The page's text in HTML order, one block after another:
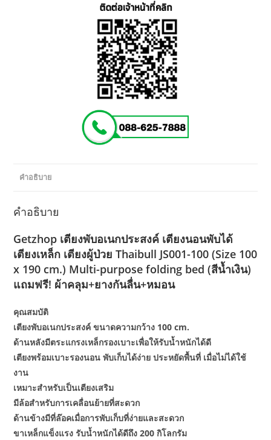
คำอธิบาย
คำอธิบาย
Getzhop เตียงพับอเนกประสงค์ เตียงนอนพับได้
เตียงเหล็ก เตียงผู้ป่วย Thaibull JS001-100 (Size 100
x 190 cm.) Multi-purpose folding bed (สีน้ำเงิน)
แถมฟรี! ผ้าคลุม+ยางกันลื่น+หมอน
คุณสมบัติ
เตียงพับอเนกประสงค์ ขนาดความกว้าง 100 cm.
ด้านหลังมีตระแกรงเหล็กรองเบาะเพื่อให้รับน้ำหนักได้ดี
เตียงพร้อมเบาะรองนอน พับเก็บได้ง่าย ประหยัดพื้นที่ เมื่อไม่ได้ใช้
งาน
เหมาะสำหรับเป็นเตียงเสริม
มีล้อสำหรับการเคลื่อนย้ายที่สะดวก
ด้านข้างมีที่ล๊อคเมื่อการพับเก็บที่ง่ายและสะดวก
ขาเหล็กแข็งแรง รับน้ำหนักได้ดีถึง 200 กิโลกรัม